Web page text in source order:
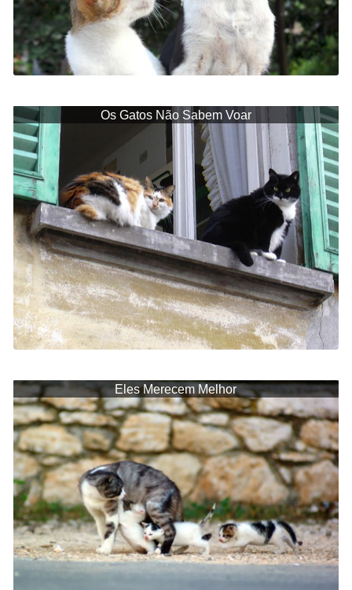
Os Gatos Não Sabem Voar
Eles Merecem Melhor